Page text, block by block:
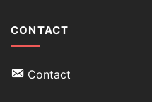
CONTACT
Contact